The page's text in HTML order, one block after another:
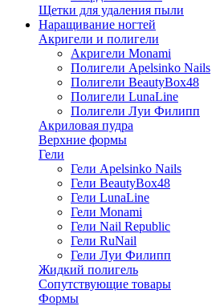
Щетки для удаления пыли
Наращивание ногтей
Акригели и полигели
Акригели Monami
Полигели Apelsinko Nails
Полигели BeautyBox48
Полигели LunaLine
Полигели Луи Филипп
Акриловая пудра
Верхние формы
Гели
Гели Apelsinko Nails
Гели BeautyBox48
Гели LunaLine
Гели Monami
Гели Nail Republic
Гели RuNail
Гели Луи Филипп
Жидкий полигель
Сопутствующие товары
Формы